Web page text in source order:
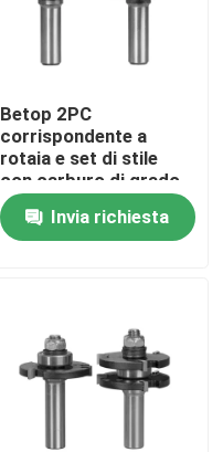
Betop 2PC
corrispondente a
rotaia e set di stile
con carburo di grado
industriale
Invia richiesta